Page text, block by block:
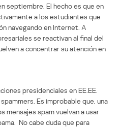
septiembre. El hecho es que en
a los estudiantes que
navegando en Internet. A
se reactivan al final del
a concentrar su atención en
presidenciales en EE.EE.
Es improbable que, una
mensajes spam vuelvan a usar
No cabe duda que para